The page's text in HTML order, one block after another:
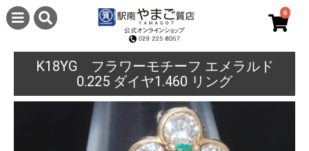
0
K18YG フラワーモチーフ エメラルド
0.225 ダイヤ1.460 リング